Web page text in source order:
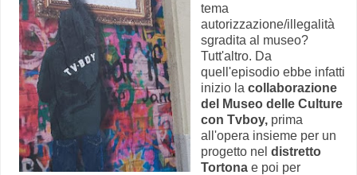
tema
autorizzazione/illegalità
sgradita al museo?
Tutt'altro. Da
quell'episodio ebbe infatti
inizio la collaborazione
del Museo delle Culture
con Tvboy, prima
all'opera insieme per un
progetto nel distretto
Tortona e poi per